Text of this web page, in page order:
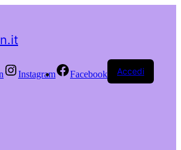
Instagram Facebook Accedi